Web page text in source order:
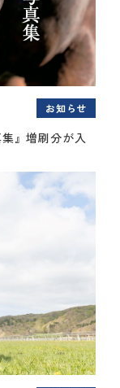
お知らせ
』増刷分が入